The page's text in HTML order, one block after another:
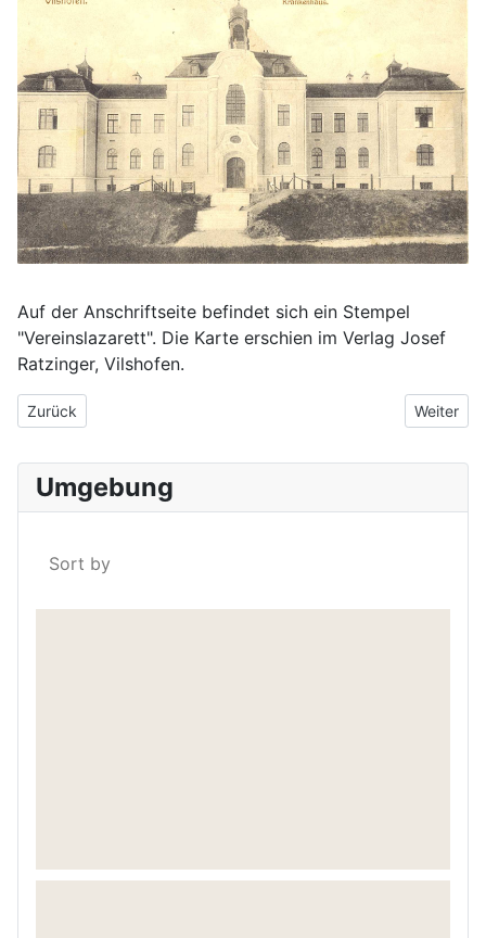
Auf der Anschriftseite befindet sich ein Stempel
"Vereinslazarett". Die Karte erschien im Verlag Josef
Ratzinger, Vilshofen.
Vorheriger Beitrag: Vilshofen um 1915
Zurück Nächster
Weiter
Umgebung
Sort by